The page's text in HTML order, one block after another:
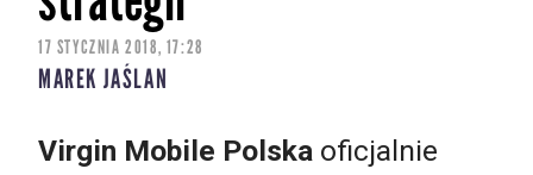
17 STYCZNIA 2018, 17:28
MAREK JAŚLAN
Virgin Mobile Polska oficjalnie